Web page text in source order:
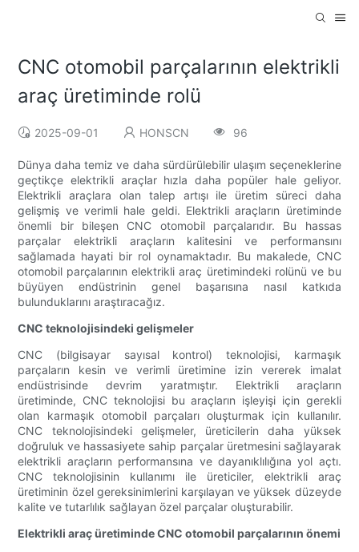
CNC otomobil parçalarının elektrikli
araç üretiminde rolü
2025-09-01 HONSCN 96
Dünya daha temiz ve daha sürdürülebilir ulaşım seçeneklerine
geçtikçe elektrikli araçlar hızla daha popüler hale geliyor.
Elektrikli araçlara olan talep artışı ile üretim süreci daha
gelişmiş ve verimli hale geldi. Elektrikli araçların üretiminde
önemli bir bileşen CNC otomobil parçalarıdır. Bu hassas
parçalar elektrikli araçların kalitesini ve performansını
sağlamada hayati bir rol oynamaktadır. Bu makalede, CNC
otomobil parçalarının elektrikli araç üretimindeki rolünü ve bu
büyüyen endüstrinin genel başarısına nasıl katkıda
bulunduklarını araştıracağız.
CNC teknolojisindeki gelişmeler
CNC (bilgisayar sayısal kontrol) teknolojisi, karmaşık
parçaların kesin ve verimli üretimine izin vererek imalat
endüstrisinde devrim yaratmıştır. Elektrikli araçların
üretiminde, CNC teknolojisi bu araçların işleyişi için gerekli
olan karmaşık otomobil parçaları oluşturmak için kullanılır.
CNC teknolojisindeki gelişmeler, üreticilerin daha yüksek
doğruluk ve hassasiyete sahip parçalar üretmesini sağlayarak
elektrikli araçların performansına ve dayanıklılığına yol açtı.
CNC teknolojisinin kullanımı ile üreticiler, elektrikli araç
üretiminin özel gereksinimlerini karşılayan ve yüksek düzeyde
kalite ve tutarlılık sağlayan özel parçalar oluşturabilir.
Elektrikli araç üretiminde CNC otomobil parçalarının önemi